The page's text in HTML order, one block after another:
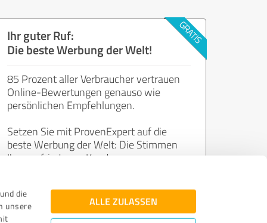
die
unsere
ALLE ZULASSEN
Ihr guter Ruf:
Die beste Werbung der Welt!
85 Prozent aller Verbraucher vertrauen
Online-Bewertungen genauso wie
persönlichen Empfehlungen.
Setzen Sie mit ProvenExpert auf die
beste Werbung der Welt: Die Stimmen
Ihrer zufriedenen Kunden.
Jetzt kostenlos starten